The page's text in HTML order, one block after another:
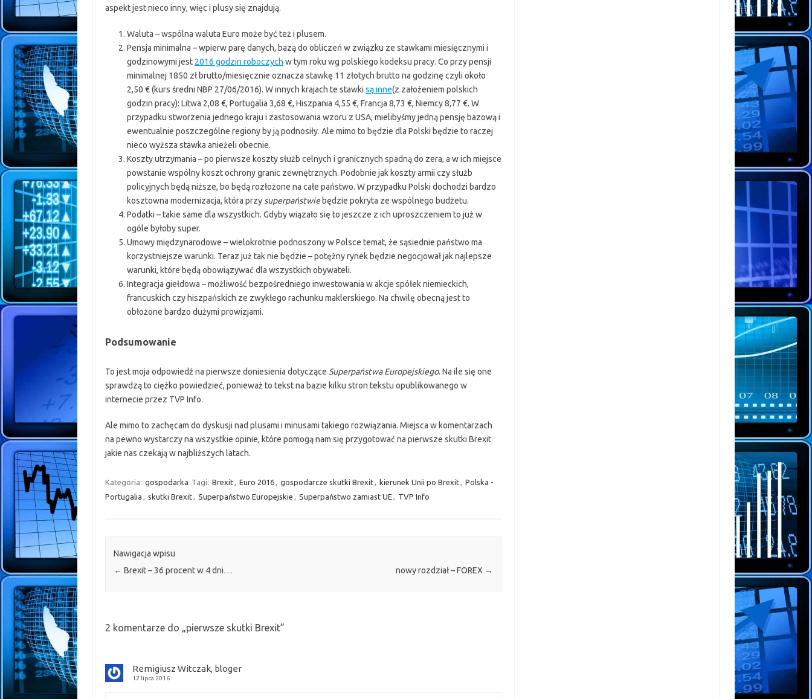
aspekt jest nieco inny, więc i plusy się znajdują.
Waluta – wspólna waluta Euro może być też i plusem.
Pensja minimalna – wpierw parę danych, bazą do obliczeń w związku ze stawkami miesięcznymi i
godzinowymi jest 2016 godzin roboczych w tym roku wg polskiego kodeksu pracy. Co przy pensji
minimalnej 1850 zł brutto/miesięcznie oznacza stawkę 11 złotych brutto na godzinę czyli około
2,50 € (kurs średni NBP 27/06/2016). W innych krajach te stawki są inne(z założeniem polskich
godzin pracy): Litwa 2,08 €, Portugalia 3,68 €, Hiszpania 4,55 €, Francja 8,73 €, Niemcy 8,77 €. W
przypadku stworzenia jednego kraju i zastosowania wzoru z USA, mielibyśmy jedną pensję bazową i
ewentualnie poszczególne regiony by ją podnosiły. Ale mimo to będzie dla Polski będzie to raczej
nieco wyższa stawka anieżeli obecnie.
Koszty utrzymania – po pierwsze koszty służb celnych i granicznych spadną do zera, a w ich miejsce
powstanie wspólny koszt ochrony granic zewnętrznych. Podobnie jak koszty armii czy służb
policyjnych będą niższe, bo będą rozłożone na całe państwo. W przypadku Polski dochodzi bardzo
kosztowna modernizacja, która przy superpaństwiebędzie pokryta ze wspólnego budżetu.
Podatki – takie same dla wszystkich. Gdyby wiązało się to jeszcze z ich uproszczeniem to już w
ogóle byłoby super.
Umowy międzynarodowe – wielokrotnie podnoszony w Polsce temat, że sąsiednie państwo ma
korzystniejsze warunki. Teraz już tak nie będzie – potężny rynek będzie negocjował jak najlepsze
warunki, które będą obowiązywać dla wszystkich obywateli.
Integracja giełdowa – możliwość bezpośredniego inwestowania w akcje spółek niemieckich,
francuskich czy hiszpańskich ze zwykłego rachunku maklerskiego. Na chwilę obecną jest to
obłożone bardzo dużymi prowizjami.
Podsumowanie
To jest moja odpowiedź na pierwsze doniesienia dotyczące Superpaństwa Europejskiego. Na ile się one
sprawdzą to ciężko powiedzieć, ponieważ to tekst na bazie kilku stron tekstu opublikowanego w
internecie przez TVP Info.
Ale mimo to zachęcam do dyskusji nad plusami i minusami takiego rozwiązania. Miejsca w komentarzach
na pewno wystarczy na wszystkie opinie, które pomogą nam się przygotować na pierwsze skutki Brexit
jakie nas czekają w najbliższych latach.
Kategoria: gospodarka Tagi: Brexit, Euro 2016, gospodarcze skutki Brexit, kierunek Unii po Brexit, Polska -
Portugalia , skutki Brexit, Superpaństwo Europejskie , Superpaństwo zamiast UE, TVP Info
Nawigacja wpisu
← Brexit – 36 procent w 4 dni… nowy rozdział – FOREX →
2 komentarze do „pierwsze skutki Brexit”
Remigiusz Witczak, bloger
12 lipca 2016